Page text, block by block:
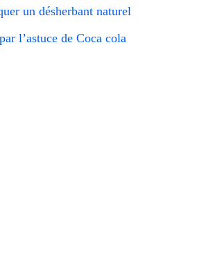
un désherbant naturel
l’astuce de Coca cola